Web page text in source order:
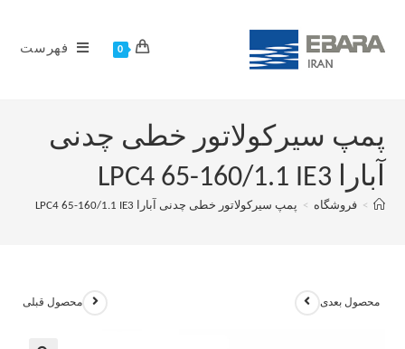
0 فهرست
پمپ سیرکولاتور خطی چدنی
آبارا LPC4 65-160/1.1 IE3
> فروشگاه > پمپ سیرکولاتور خطی چدنی آبارا LPC4 65-160/1.1 IE3
محصول قبلی محصول بعدی